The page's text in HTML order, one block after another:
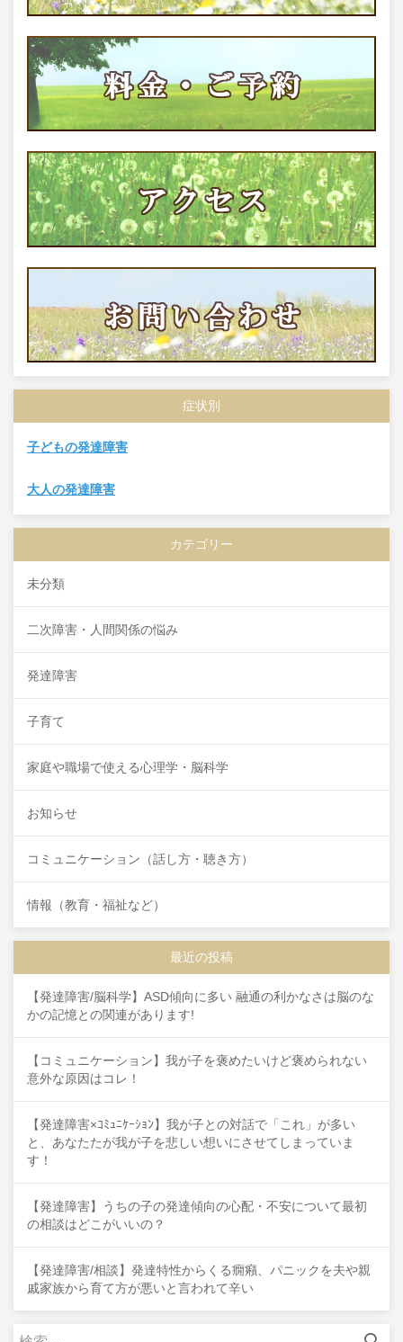
症状別
子どもの発達障害
大人の発達障害
カテゴリー
未分類
二次障害・人間関係の悩み
発達障害
子育て
家庭や職場で使える心理学・脳科学
お知らせ
コミュニケーション（話し方・聴き方）
情報（教育・福祉など）
最近の投稿
【発達障害/脳科学】ASD傾向に多い 融通の利かなさは脳のな
かの記憶との関連があります!
【コミュニケーション】我が子を褒めたいけど褒められない
意外な原因はコレ！
【発達障害×ｺﾐｭﾆｹｰｼｮﾝ】我が子との対話で「これ」が多い
と、あなたたが我が子を悲しい想いにさせてしまっていま
す！
【発達障害】うちの子の発達傾向の心配・不安について最初
の相談はどこがいいの？
【発達障害/相談】発達特性からくる癇癪、パニックを夫や親
戚家族から育て方が悪いと言われて辛い
検